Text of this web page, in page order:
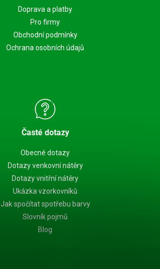
Doprava a platby
Pro firmy
Obchodní podmínky
Ochrana osobních údajů
Časté dotazy
Obecné dotazy
Dotazy venkovní nátěry
Dotazy vnitřní nátěry
Ukázka vzorkovníků
Jak spočítat spotřebu barvy
Slovník pojmů
Blog